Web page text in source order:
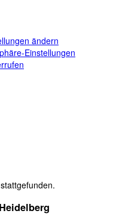
ändern
Einstellungen